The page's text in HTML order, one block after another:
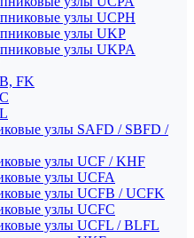
узлы UCPH
узлы UKP
узлы UKPA
FK
узлы SAFD / SBFD /
узлы UCF / KHF
узлы UCFA
узлы UCFB / UCFK
узлы UCFC
узлы UCFL / BLFL